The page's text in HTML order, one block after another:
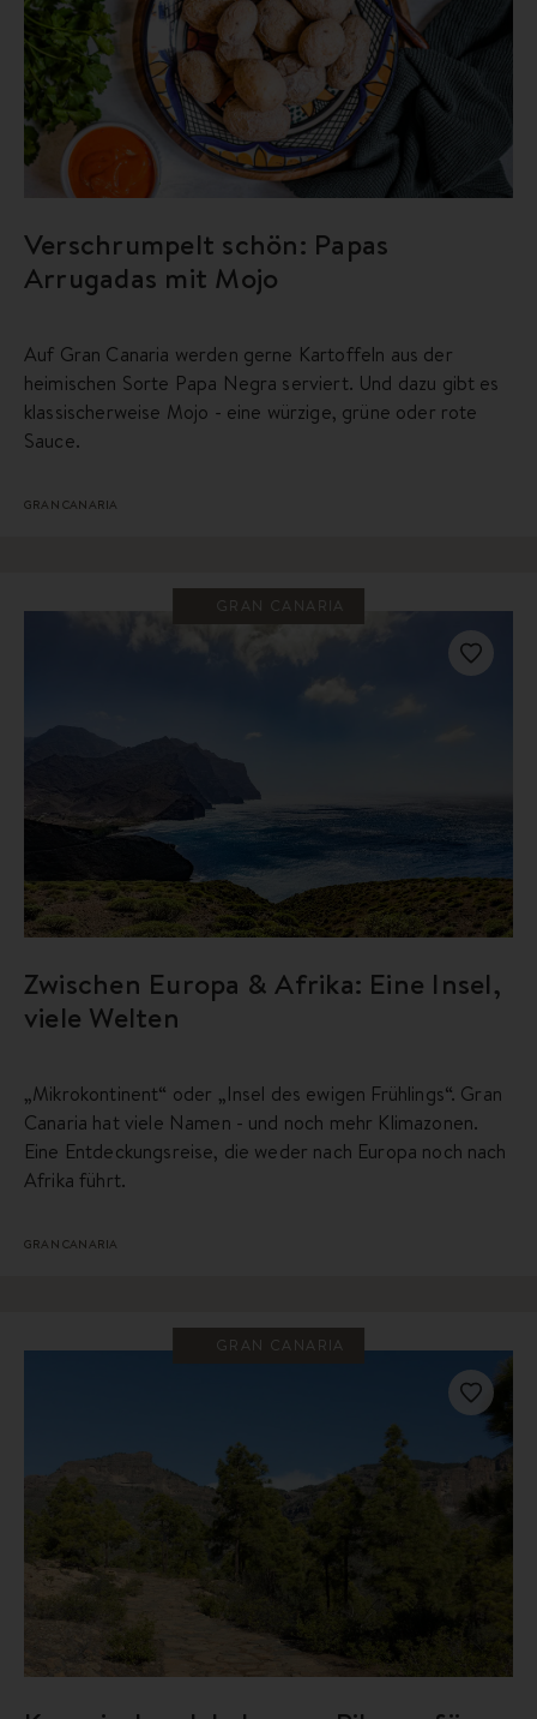
Verschrumpelt schön: Papas
Arrugadas mit Mojo
Auf Gran Canaria werden gerne Kartoffeln aus der
heimischen Sorte Papa Negra serviert. Und dazu gibt es
klassischerweise Mojo - eine würzige, grüne oder rote
Sauce.
GRAN CANARIA
GRAN CANARIA
Zwischen Europa & Afrika: Eine Insel,
viele Welten
„Mikrokontinent“ oder „Insel des ewigen Frühlings“. Gran
Canaria hat viele Namen - und noch mehr Klimazonen.
Eine Entdeckungsreise, die weder nach Europa noch nach
Afrika führt.
GRAN CANARIA
GRAN CANARIA